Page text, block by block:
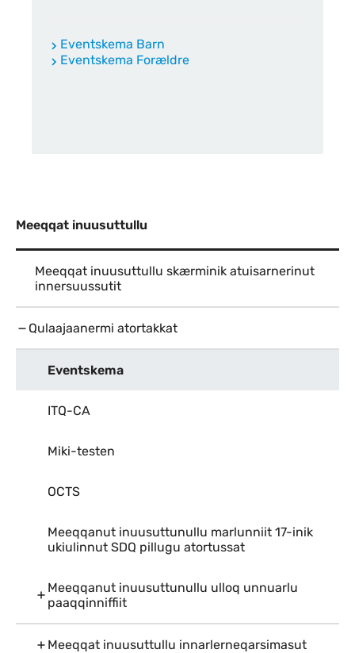
Eventskema Barn
Eventskema Forældre
Meeqqat inuusuttullu
Meeqqat inuusuttullu skærminik atuisarnerinut
innersuussutit
Qulaajaanermi atortakkat
Eventskema
ITQ-CA
Miki-testen
OCTS
Meeqqanut inuusuttunullu marlunniit 17-inik
ukiulinnut SDQ pillugu atortussat
Meeqqanut inuusuttunullu ulloq unnuarlu
paaqqinniffiit
Meeqqat inuusuttullu innarlerneqarsimasut